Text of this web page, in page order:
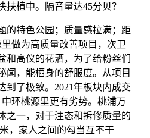
植中。隔音量达45分贝？
特色公园；质量感拉满；距
做为高质量改善项目，次卫
和高仪的花洒，为了给粉丝们
闻，能栖身的舒服度。从项目
到了极致。2021年板块内成交
环桃源里更有劣势。桃浦万
之一，对于注态和拆修质量的
，家人之间的勾当互不干